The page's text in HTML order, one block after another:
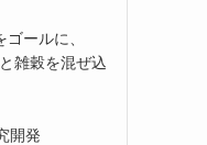
ールに、
雑穀を混ぜ込
開発